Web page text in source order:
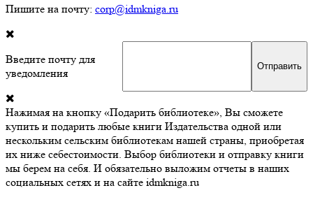
Пишите на почту: corp@idmkniga.ru
Введите почту для
уведомления
Нажимая на кнопку «Подарить библиотеке», Вы сможете
купить и подарить любые книги Издательства одной или
нескольким сельским библиотекам нашей страны, приобретая
их ниже себестоимости. Выбор библиотеки и отправку книги
мы берем на себя. И обязательно выложим отчеты в наших
социальных сетях и на сайте idmkniga.ru